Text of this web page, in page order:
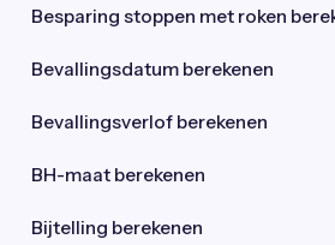
Besparing stoppen met roken
Bevallingsdatum berekenen
Bevallingsverlof berekenen
BH-maat berekenen
Bijtelling berekenen